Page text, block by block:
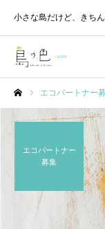
小さな島だけど、 きち
エコパートナー
エコパートナー
募集